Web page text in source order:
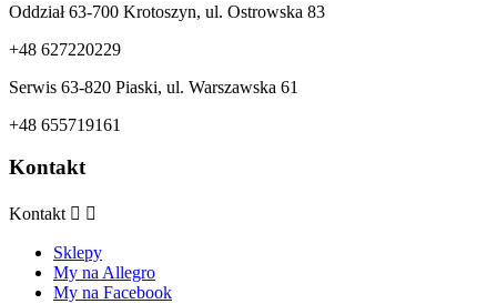
Oddział 63-700 Krotoszyn, ul. Ostrowska 83
+48 627220229
Serwis 63-820 Piaski, ul. Warszawska 61
+48 655719161
Kontakt
Kontakt  
Sklepy
My na Allegro
My na Facebook